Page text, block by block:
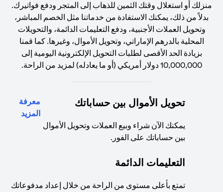
منزلك أو استغلال وقتك الثمين للذهاب إلى المتجر ودفع فواتيرك.
بدلاً من ذلك، يمكنك الاستفادة من خدماتنا مثل الخصم المباشر،
وتحويل العملات الأجنبية، ودفع التعليمات الدائمة، والتحويلات
المحلية بالدرهم الإماراتي، وتحويل الأموال، وغيرها. كما قمنا
بزيادة الحد الأقصى لطلبات التحويل الإلكترونية اليومية إلى
10,000,000 دولار أمريكي (أو ما يعادله) لمزيد من الراحة.
تحويل الأموال بين حساباتك
يمكنك الآن شراء وبيع العملات وتحويل الأموال
بين حساباتك على الفور.
معرفة
المزيد
التعليمات الدائمة
تمتع بأعلى مستوى من الراحة من خلال إعداد مدفوعاتك